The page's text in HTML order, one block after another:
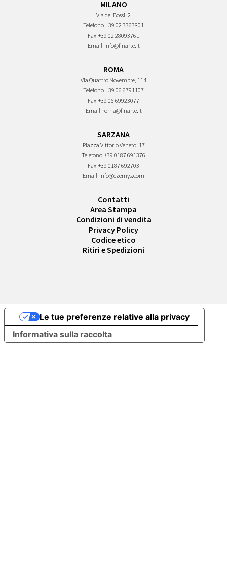
MILANO
Via dei Bossi, 2
Telefono +39 02 3363801
Fax +39 02 28093761
Email info@finarte.it
ROMA
Via Quattro Novembre, 114
Telefono +39 06 6791107
Fax +39 06 69923077
Email roma@finarte.it
SARZANA
Piazza Vittorio Veneto, 17
Telefono +39 0187 691376
Fax +39 0187 692703
Email info@czernys.com
Contatti
Area Stampa
Condizioni di vendita
Privacy Policy
Codice etico
Ritiri e Spedizioni
Informativa sulla raccolta
Le tue preferenze relative alla privacy